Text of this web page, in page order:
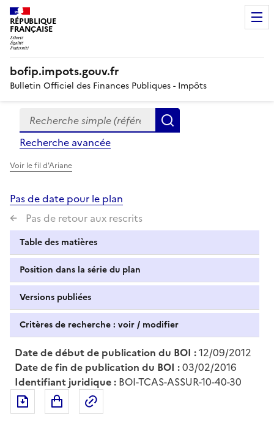
RÉPUBLIQUE
FRANÇAISE
bofip.impots.gouv.fr
Bulletin Officiel des Finances Publiques - Impôts
Formulaire
de
recherche
Recherche simple (références, mots clés, partie du
Recherche avancée
Voir le fil d'Ariane
Pas de date pour le plan
Pas de retour aux rescrits
Table des matières
Position dans la série du plan
Versions publiées
Critères de recherche : voir / modifier
Date de début de publication du BOI :12/09/2012
Date de fin de publication du BOI :03/02/2016
Identifiant juridique : BOI-TCAS-ASSUR-10-40-30
Exporter le document au format pdf